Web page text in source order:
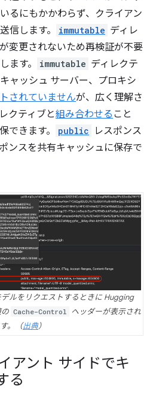
るにもかかわらず、クライアン
信します。
immutable ディレ
変更されないため再検証が不要
ます。
immutable ディレクテ
ャッシュ サーバー、プロキシ
されていませんが、広く理解さ
クティブと組み合わせる こと
できます。
public
レスポンス
ンスを共有キャッシュに保存で
ルをリクエストするときに Hugging
Cache-Control
ヘッダーが表示され
。（出典）
アント サイドでキ
る